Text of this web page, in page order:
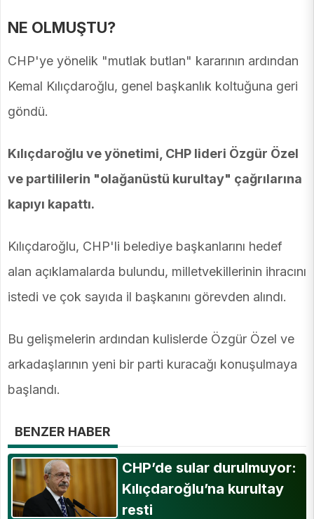
NE OLMUŞTU?
CHP'ye yönelik "mutlak butlan" kararının ardından
Kemal Kılıçdaroğlu, genel başkanlık koltuğuna geri
göndü.
Kılıçdaroğlu ve yönetimi, CHP lideri Özgür Özel
ve partililerin "olağanüstü kurultay" çağrılarına
kapıyı kapattı.
Kılıçdaroğlu, CHP'li belediye başkanlarını hedef
alan açıklamalarda bulundu, milletvekillerinin ihracını
istedi ve çok sayıda il başkanını görevden alındı.
Bu gelişmelerin ardından kulislerde Özgür Özel ve
arkadaşlarının yeni bir parti kuracağı konuşulmaya
başlandı.
BENZER HABER
CHP’de sular durulmuyor:
Kılıçdaroğlu’na kurultay
resti